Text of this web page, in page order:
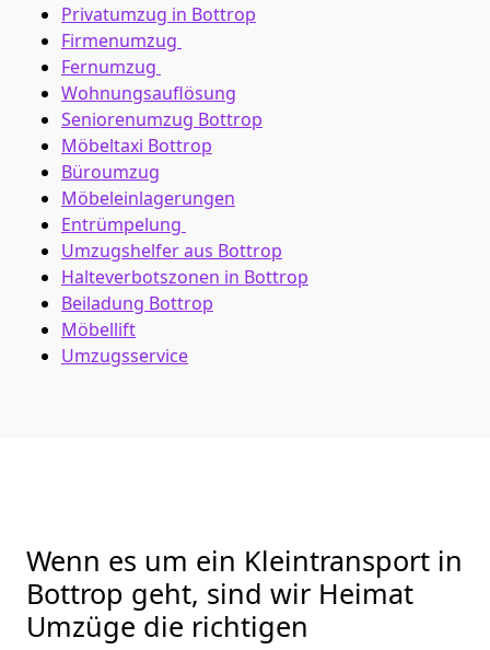
Privatumzug in Bottrop
Firmenumzug
Fernumzug
Wohnungsauflösung
Seniorenumzug Bottrop
Möbeltaxi Bottrop
Büroumzug
Möbeleinlagerungen
Entrümpelung
Umzugshelfer aus Bottrop
Halteverbotszonen in Bottrop
Beiladung Bottrop
Möbellift
Umzugsservice
Wenn es um ein Kleintransport in
Bottrop geht, sind wir Heimat
Umzüge die richtigen